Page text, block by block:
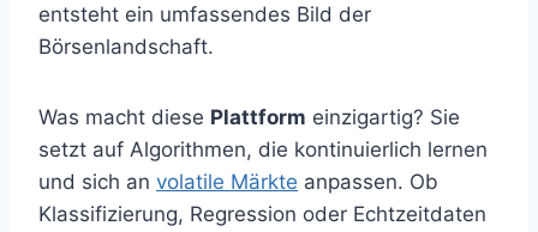
entsteht ein umfassendes Bild der
Börsenlandschaft.
Was macht diese Plattform einzigartig? Sie
setzt auf Algorithmen, die kontinuierlich lernen
und sich an volatile Märkte anpassen. Ob
Klassifizierung, Regression oder Echtzeitdaten